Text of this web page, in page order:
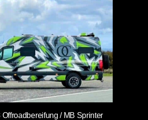
/ MB Sprinter